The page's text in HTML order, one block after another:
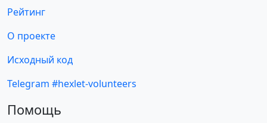
Рейтинг
О проекте
Исходный код
Telegram #hexlet-volunteers
Помощь